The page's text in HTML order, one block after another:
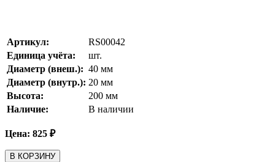
Артикул:
RS00042
Единица учёта:
шт.
Диаметр (внеш.): 40 мм
Диаметр (внутр.): 20 мм
Высота:
200 мм
Наличие:
В наличии
Цена: 825 ₽
В КОРЗИНУ